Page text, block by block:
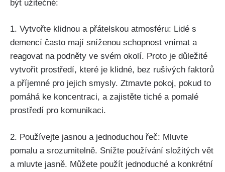
být užitečné:
1. Vytvořte klidnou a přátelskou atmosféru: Lidé s
demencí často mají sníženou schopnost vnímat a
reagovat na podněty ve svém okolí. Proto je důležité
vytvořit prostředí, které je klidné, bez rušivých faktorů
a příjemné pro jejich smysly. Ztmavte pokoj, pokud to
pomáhá ke koncentraci, a zajistěte tiché a pomalé
prostředí pro komunikaci.
2. Používejte jasnou a jednoduchou řeč: Mluvte
pomalu a srozumitelně. Snížte používání složitých vět
a mluvte jasně. Můžete použít jednoduché a konkrétní